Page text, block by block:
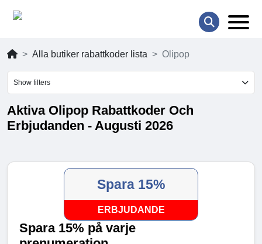
Alla butiker rabattkoder lista Olipop
Show filters
Aktiva Olipop Rabattkoder Och
Erbjudanden - Augusti 2026
Spara 15%
ERBJUDANDE
Spara 15% på varje